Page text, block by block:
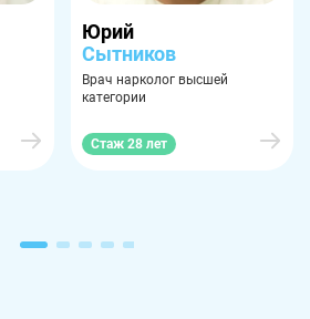
Юрий
Сытников
Врач нарколог высшей
категории
Стаж 28 лет